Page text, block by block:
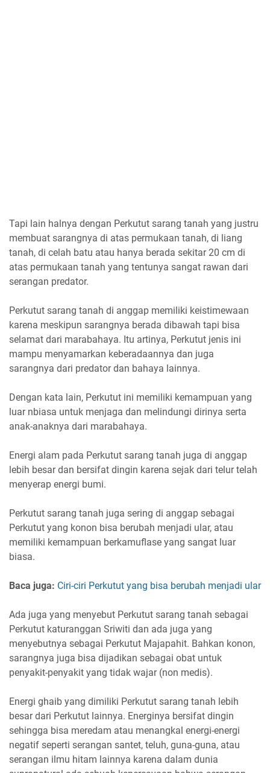
Tapi lain halnya dengan Perkutut sarang tanah yang justru
membuat sarangnya di atas permukaan tanah, di liang
tanah, di celah batu atau hanya berada sekitar 20 cm di
atas permukaan tanah yang tentunya sangat rawan dari
serangan predator.
Perkutut sarang tanah di anggap memiliki keistimewaan
karena meskipun sarangnya berada dibawah tapi bisa
selamat dari marabahaya. Itu artinya, Perkutut jenis ini
mampu menyamarkan keberadaannya dan juga
sarangnya dari predator dan bahaya lainnya.
Dengan kata lain, Perkutut ini memiliki kemampuan yang
luar nbiasa untuk menjaga dan melindungi dirinya serta
anak-anaknya dari marabahaya.
Energi alam pada Perkutut sarang tanah juga di anggap
lebih besar dan bersifat dingin karena sejak dari telur telah
menyerap energi bumi.
Perkutut sarang tanah juga sering di anggap sebagai
Perkutut yang konon bisa berubah menjadi ular, atau
memiliki kemampuan berkamuflase yang sangat luar
biasa.
Baca juga: Ciri-ciri Perkutut yang bisa berubah menjadi ular
Ada juga yang menyebut Perkutut sarang tanah sebagai
Perkutut katuranggan Sriwiti dan ada juga yang
menyebutnya sebagai Perkutut Majapahit. Bahkan konon,
sarangnya juga bisa dijadikan sebagai obat untuk
penyakit-penyakit yang tidak wajar (non medis).
Energi ghaib yang dimiliki Perkutut sarang tanah lebih
besar dari Perkutut lainnya. Energinya bersifat dingin
sehingga bisa meredam atau menangkal energi-energi
negatif seperti serangan santet, teluh, guna-guna, atau
serangan ilmu hitam lainnya karena dalam dunia